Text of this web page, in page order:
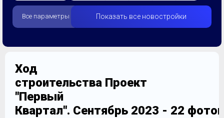
Все параметры Показать все новостройки
Ход
строительства Проект
"Первый
Квартал". Сентябрь 2023 - 22